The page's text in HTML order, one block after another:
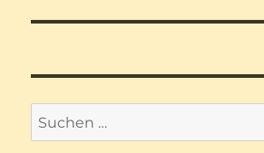
Suchen
nach: